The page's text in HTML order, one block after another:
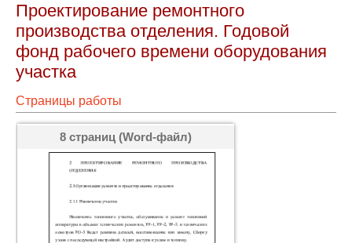
Проектирование ремонтного
производства отделения. Годовой
фонд рабочего времени оборудования
участка
Страницы работы
8 страниц (Word-файл)